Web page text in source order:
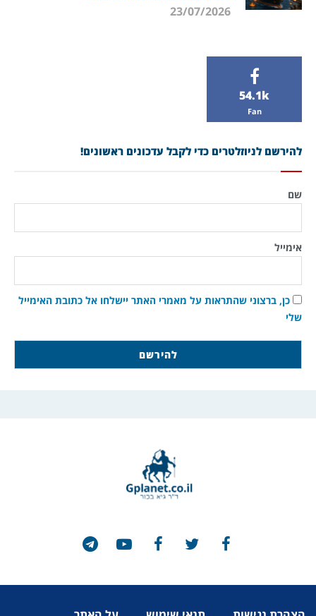
54.1k
Fan
להירשם לניוזלטרים כדי לקבל עדכונים ראשונים!
שם
אימייל
כן, ברצוני שהתראות על מאמרי האתר יישלחו אל כתובת האימייל
שלי